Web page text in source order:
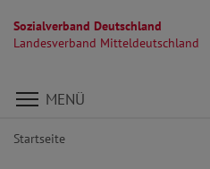
Sozialverband Deutschland
Landesverband Mitteldeutschland
Direkt zu den Inhalten springen
MENÜ
Startseite